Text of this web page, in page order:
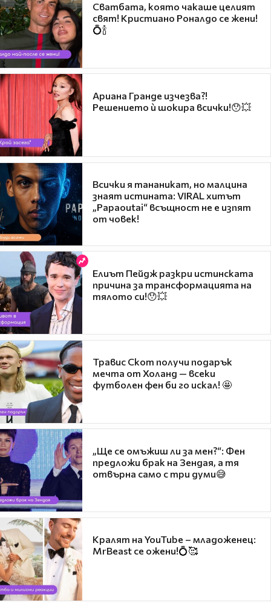
Сватбата, която чакаше целият
свят! Кристиано Роналдо се жени!
💍🍾
Ариана Гранде изчезва?!
Решението ѝ шокира всички!😯💥
Всички я тананикат, но малцина
знаят истината: VIRAL хитът
„Papaoutai“ всъщност не е изпят
от човек!
Елиът Пейдж разкри истинската
причина за трансформацията на
тялото си!😯💥
Травис Скот получи подарък
мечта от Холанд — всеки
футболен фен би го искал! 🤩
„Ще се омъжиш ли за мен?“: Фен
предложи брак на Зендая, а тя
отвърна само с три думи😅
Кралят на YouTube – младоженец:
MrBeast се ожени!💍🥰